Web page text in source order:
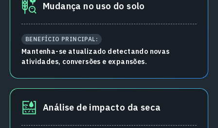
Mudança no uso do solo
BENEFÍCIO PRINCIPAL:
Mantenha-se atualizado detectando novas
atividades, conversões e expansões.
Análise de impacto da seca